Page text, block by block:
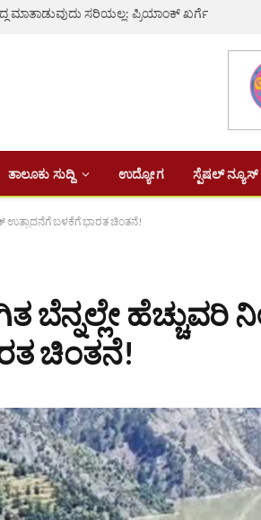
ಮಾತಾಡುವುದು ಸರಿಯಲ್ಲ: ಪ್ರಿಯಾಂಕ್ ಖರ್ಗೆ
ತಾಲೂಕು ಸುದ್ದಿ ಉದ್ಯೋಗ ಸ್ಪೆಷಲ್ ನ್ಯೂಸ್
ಉತ್ಪಾದನೆಗೆ ಬಳಕೆಗೆ ಭಾರತ ಚಿಂತನೆ!
ಹೆಚ್ಚುವರಿ
ಚಿಂತನೆ!